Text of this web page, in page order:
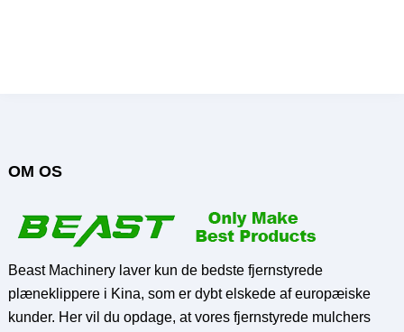
OM OS
Beast Machinery laver kun de bedste fjernstyrede
plæneklippere i Kina, som er dybt elskede af europæiske
kunder. Her vil du opdage, at vores fjernstyrede mulchers